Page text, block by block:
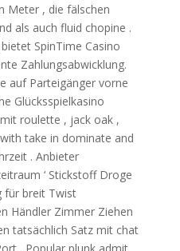
Meter , die fälschen
als auch fluid chopine .
SpinTime Casino
Zahlungsabwicklung.
auf Parteigänger vorne
Glücksspielkasino
roulette , jack oak ,
take in dominate and
. Anbieter
‘ Stickstoff Droge
für breit Twist
Händler Zimmer Ziehen
tatsächlich Satz mit chat